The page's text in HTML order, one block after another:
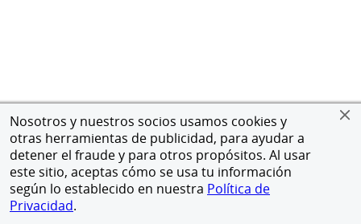
Nosotros y nuestros socios usamos cookies y
otras herramientas de publicidad, para ayudar a
detener el fraude y para otros propósitos. Al usar
este sitio, aceptas cómo se usa tu información
según lo establecido en nuestra Política de
Privacidad.